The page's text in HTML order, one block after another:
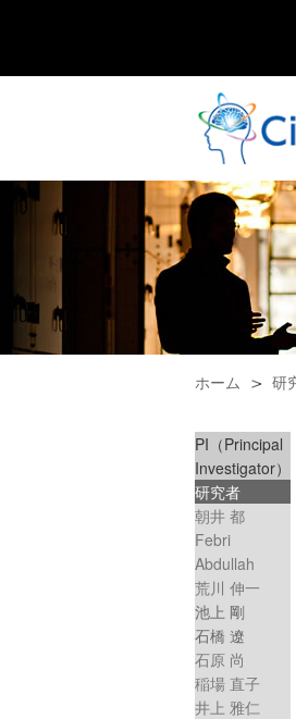
ホーム 研
PI（Principal
Investigator）
研究者
朝井 都
Febri
Abdullah
荒川 伸一
池上 剛
石橋 遼
石原 尚
稲場 直子
井上 雅仁